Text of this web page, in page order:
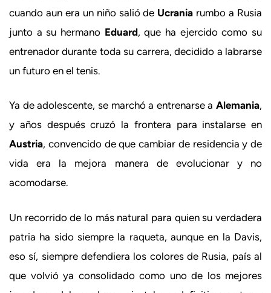
cuando aun era un niño salió de Ucrania rumbo a Rusia
junto a su hermano Eduard, que ha ejercido como su
entrenador durante toda su carrera, decidido a labrarse
un futuro en el tenis.
Ya de adolescente, se marchó a entrenarse a Alemania,
y años después cruzó la frontera para instalarse en
Austria, convencido de que cambiar de residencia y de
vida era la mejora manera de evolucionar y no
acomodarse.
Un recorrido de lo más natural para quien su verdadera
patria ha sido siempre la raqueta, aunque en la Davis,
eso sí, siempre defendiera los colores de Rusia, país al
que volvió ya consolidado como uno de los mejores